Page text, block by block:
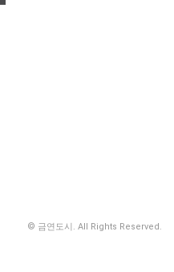
© 금연도시. All Rights Reserved.